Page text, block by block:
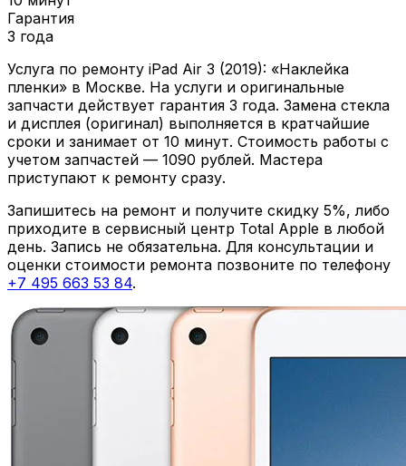
Гарантия
3 года
Услуга по ремонту iPad Air 3 (2019): «Наклейка
пленки» в Москве. На услуги и оригинальные
запчасти действует гарантия 3 года. Замена стекла
и дисплея (оригинал) выполняется в кратчайшие
сроки и занимает от 10 минут. Стоимость работы с
учетом запчастей — 1090 рублей. Мастера
приступают к ремонту сразу.
Запишитесь на ремонт и получите скидку 5%, либо
приходите в сервисный центр Total Apple в любой
день. Запись не обязательна. Для консультации и
оценки стоимости ремонта позвоните по телефону
+7 495 663 53 84.